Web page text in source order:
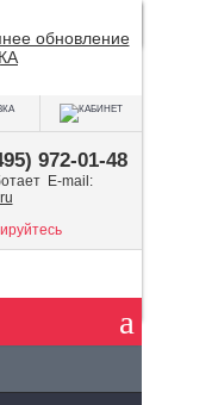
972-01-48
E-mail: